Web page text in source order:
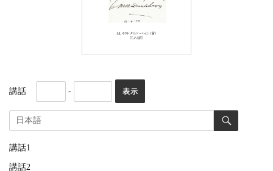
講話 -
講話1
講話2